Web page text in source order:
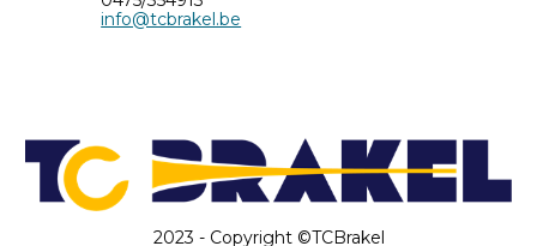
info@tcbrakel.be
2023 - Copyright ©TCBrakel